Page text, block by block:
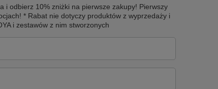
i odbierz 10% zniżki na pierwsze zakupy! Pierwszy
* Rabat nie dotyczy produktów z wyprzedaży i
i zestawów z nim stworzonych